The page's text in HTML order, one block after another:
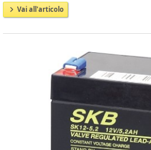
Vai all'articolo